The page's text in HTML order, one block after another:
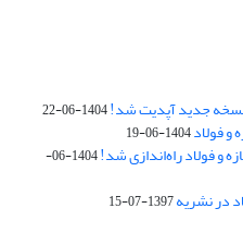
نسخه جدید آپدیت شد!1404-06-22
و فولاد1404-06-19
و فولاد راه‌اندازی شد!
1404-06-
در نشریه1397-07-15